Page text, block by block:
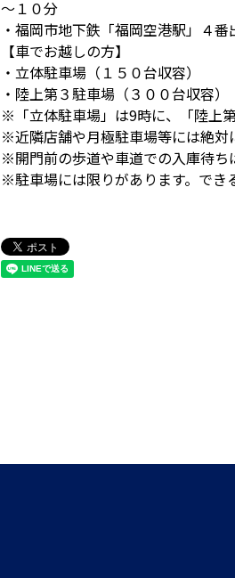
～１０分
・福岡市地下鉄「福岡空港駅」４
【車でお越しの方】
・立体駐車場（１５０台収容）
・陸上第３駐車場（３００台収容）
※「立体駐車場」は9時に、「陸上
※近隣店舗や月極駐車場等には絶対
※開門前の歩道や車道での入庫待ち
※駐車場には限りがあります。でき